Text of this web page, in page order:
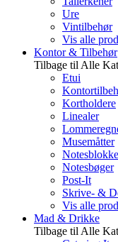
Ure
Vintilbehør
Vis alle
Kontor & Tilbehør
Tilbage til Alle
Etui
Kortholdere
Linealer
Musemåtter
Notesblokke
Notesbøger
Post-It
Skrive- &
Vis alle
Mad & Drikke
Tilbage til Alle